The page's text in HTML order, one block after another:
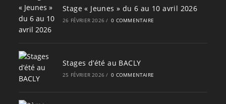
Stage « Jeunes » du 6 au 10 avril 2026
26 FÉVRIER 2026 / 0 COMMENTAIRE
Stages d’été au BACLY
25 FÉVRIER 2026 / 0 COMMENTAIRE